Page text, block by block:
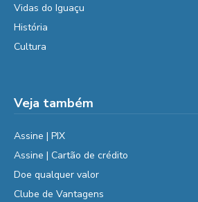
Vidas do Iguaçu
História
Cultura
Veja também
Assine | PIX
Assine | Cartão de crédito
Doe qualquer valor
Clube de Vantagens